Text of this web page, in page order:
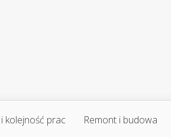
kolejność prac Remont i budowa